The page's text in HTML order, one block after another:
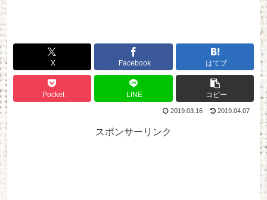
X Facebook はてブ
Pocket LINE コピー
2019.03.16 2019.04.07
スポンサーリンク